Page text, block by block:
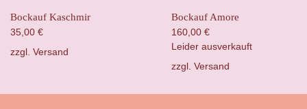
Bockauf Kaschmir
35,00 €
zzgl. Versand
Bockauf Amore
160,00 €
Leider ausverkauft
zzgl. Versand